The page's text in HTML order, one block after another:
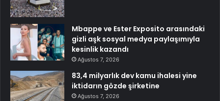
Mbappe ve Ester Exposito arasındaki
gizli aşk sosyal medya paylaşımıyla
kesinlik kazandı
Ağustos 7, 2026
83,4 milyarlık dev kamu ihalesi yine
iktidarın gözde şirketine
Ağustos 7, 2026